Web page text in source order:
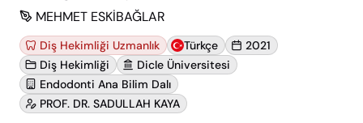
MEHMET ESKİBAĞLAR
Diş Hekimliği Uzmanlık Türkçe
2021
Diş Hekimliği
Dicle Üniversitesi
Endodonti Ana Bilim Dalı
PROF. DR. SADULLAH KAYA